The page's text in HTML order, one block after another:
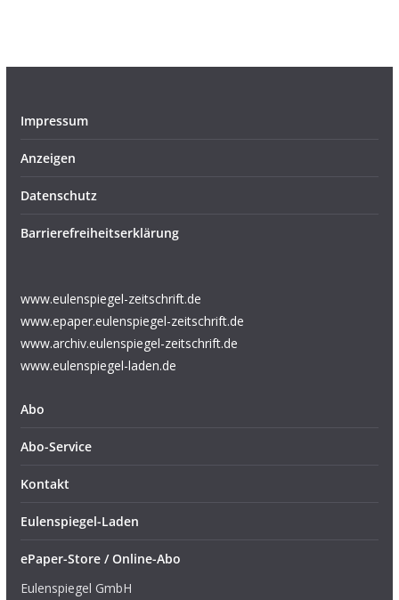
Impressum
Anzeigen
Datenschutz
Barrierefreiheitserklärung
www.eulenspiegel-zeitschrift.de
www.epaper.eulenspiegel-zeitschrift.de
www.archiv.eulenspiegel-zeitschrift.de
www.eulenspiegel-laden.de
Abo
Abo-Service
Kontakt
Eulenspiegel-Laden
ePaper-Store / Online-Abo
Eulenspiegel GmbH